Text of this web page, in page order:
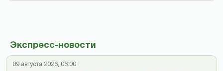
Экспресс-новости
09 августа 2026, 06:00